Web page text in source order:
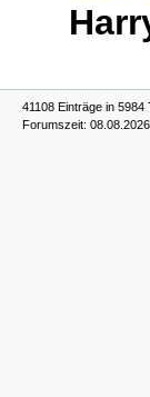
41108 Einträge in
Forumszeit: